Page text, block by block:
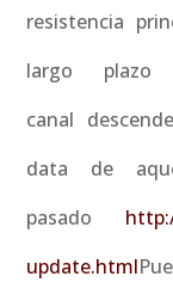
resistencia
largo
canal
data de
pasado
update.html